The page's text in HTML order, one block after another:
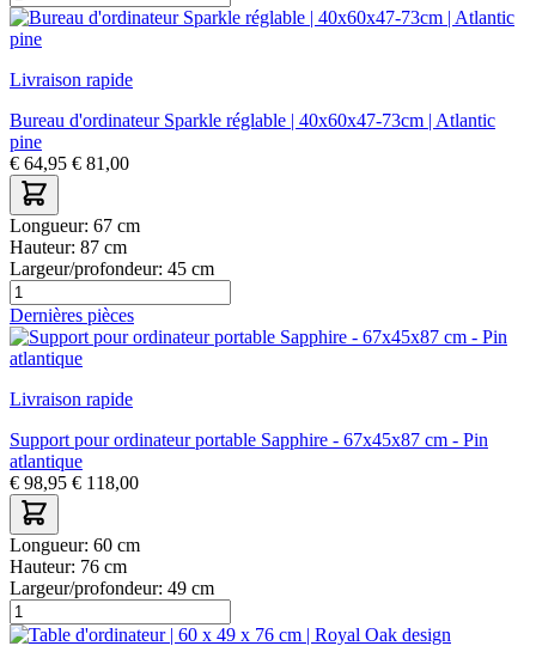
Livraison rapide
Bureau d'ordinateur Sparkle réglable | 40x60x47-73cm | Atlantic
pine
€ 64,95 € 81,00
Longueur: 67 cm
Hauteur: 87 cm
Largeur/profondeur: 45 cm
Dernières pièces
Livraison rapide
Support pour ordinateur portable Sapphire - 67x45x87 cm - Pin
atlantique
€ 98,95 € 118,00
Longueur: 60 cm
Hauteur: 76 cm
Largeur/profondeur: 49 cm